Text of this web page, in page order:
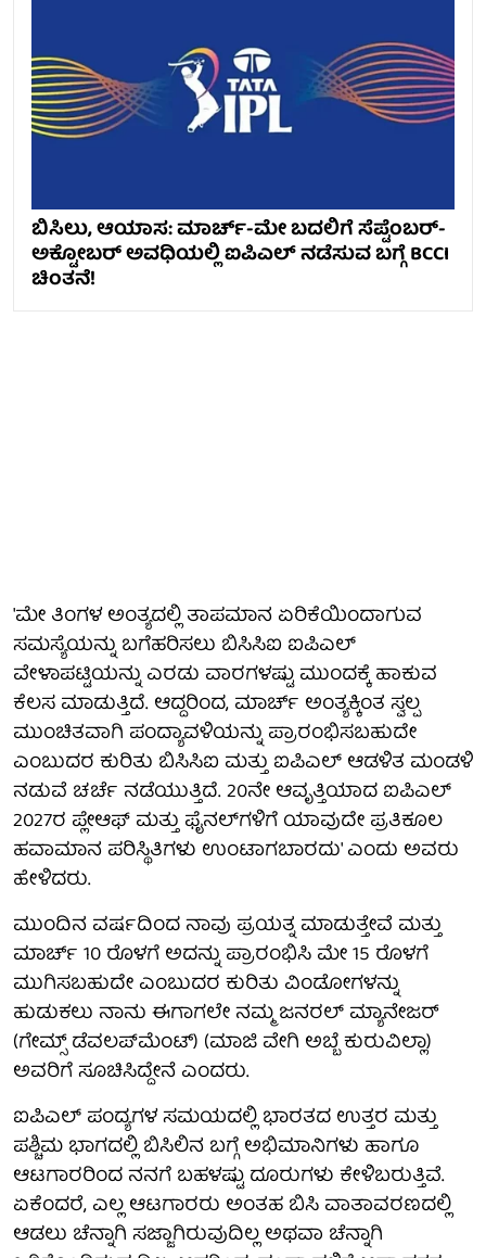
ಬಿಸಿಲು, ಆಯಾಸ: ಮಾರ್ಚ್-ಮೇ ಬದಲಿಗೆ ಸೆಪ್ಟೆಂಬರ್-
ಅಕ್ಟೋಬರ್ ಅವಧಿಯಲ್ಲಿ ಐಪಿಎಲ್ ನಡೆಸುವ ಬಗ್ಗೆ BCCI
ಚಿಂತನೆ!
'ಮೇ ತಿಂಗಳ ಅಂತ್ಯದಲ್ಲಿ ತಾಪಮಾನ ಏರಿಕೆಯಿಂದಾಗುವ
ಸಮಸ್ಯೆಯನ್ನು ಬಗೆಹರಿಸಲು ಬಿಸಿಸಿಐ ಐಪಿಎಲ್
ವೇಳಾಪಟ್ಟಿಯನ್ನು ಎರಡು ವಾರಗಳಷ್ಟು ಮುಂದಕ್ಕೆ ಹಾಕುವ
ಕೆಲಸ ಮಾಡುತ್ತಿದೆ. ಆದ್ದರಿಂದ, ಮಾರ್ಚ್ ಅಂತ್ಯಕ್ಕಿಂತ ಸ್ವಲ್ಪ
ಮುಂಚಿತವಾಗಿ ಪಂದ್ಯಾವಳಿಯನ್ನು ಪ್ರಾರಂಭಿಸಬಹುದೇ
ಎಂಬುದರ ಕುರಿತು ಬಿಸಿಸಿಐ ಮತ್ತು ಐಪಿಎಲ್ ಆಡಳಿತ ಮಂಡಳಿ
ನಡುವೆ ಚರ್ಚೆ ನಡೆಯುತ್ತಿದೆ. 20ನೇ ಆವೃತ್ತಿಯಾದ ಐಪಿಎಲ್
2027ರ ಪ್ಲೇಆಫ್ ಮತ್ತು ಫೈನಲ್‌ಗಳಿಗೆ ಯಾವುದೇ ಪ್ರತಿಕೂಲ
ಹವಾಮಾನ ಪರಿಸ್ಥಿತಿಗಳು ಉಂಟಾಗಬಾರದು' ಎಂದು ಅವರು
ಹೇಳಿದರು.
ಮುಂದಿನ ವರ್ಷದಿಂದ ನಾವು ಪ್ರಯತ್ನ ಮಾಡುತ್ತೇವೆ ಮತ್ತು
ಮಾರ್ಚ್ 10 ರೊಳಗೆ ಅದನ್ನು ಪ್ರಾರಂಭಿಸಿ ಮೇ 15 ರೊಳಗೆ
ಮುಗಿಸಬಹುದೇ ಎಂಬುದರ ಕುರಿತು ವಿಂಡೋಗಳನ್ನು
ಹುಡುಕಲು ನಾನು ಈಗಾಗಲೇ ನಮ್ಮ ಜನರಲ್ ಮ್ಯಾನೇಜರ್
(ಗೇಮ್ಸ್ ಡೆವಲಪ್‌ಮೆಂಟ್) (ಮಾಜಿ ವೇಗಿ ಅಬ್ಬೆ ಕುರುವಿಲ್ಲಾ)
ಅವರಿಗೆ ಸೂಚಿಸಿದ್ದೇನೆ ಎಂದರು.
ಐಪಿಎಲ್ ಪಂದ್ಯಗಳ ಸಮಯದಲ್ಲಿ ಭಾರತದ ಉತ್ತರ ಮತ್ತು
ಪಶ್ಚಿಮ ಭಾಗದಲ್ಲಿ ಬಿಸಿಲಿನ ಬಗ್ಗೆ ಅಭಿಮಾನಿಗಳು ಹಾಗೂ
ಆಟಗಾರರಿಂದ ನನಗೆ ಬಹಳಷ್ಟು ದೂರುಗಳು ಕೇಳಿಬರುತ್ತಿವೆ.
ಏಕೆಂದರೆ, ಎಲ್ಲ ಆಟಗಾರರು ಅಂತಹ ಬಿಸಿ ವಾತಾವರಣದಲ್ಲಿ
ಆಡಲು ಚೆನ್ನಾಗಿ ಸಜ್ಜಾಗಿರುವುದಿಲ್ಲ ಅಥವಾ ಚೆನ್ನಾಗಿ